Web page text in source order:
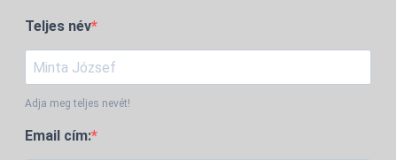
Teljes név
Adja meg teljes nevét!
Email cím: